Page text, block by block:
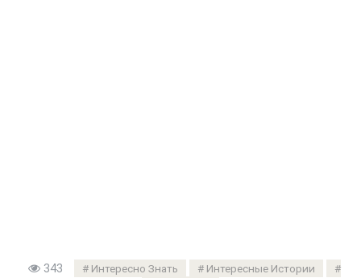
343 Интересно Знать
Интересные Истории